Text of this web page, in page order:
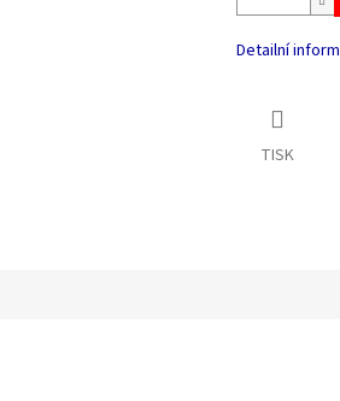
Detailní
TISK